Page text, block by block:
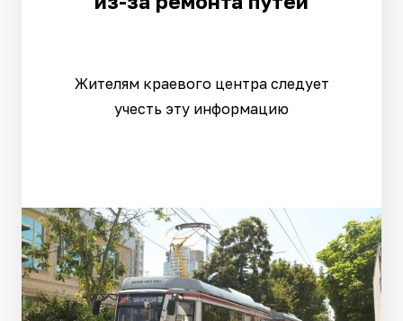
Жителям краевого центра следует
учесть эту информацию